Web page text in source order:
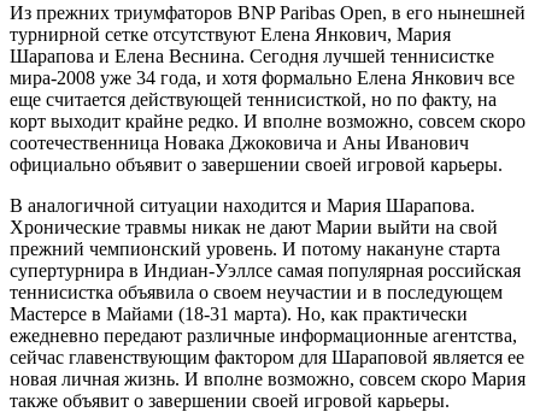
Из прежних триумфаторов BNP Paribas Open, в его нынешней
турнирной сетке отсутствуют Елена Янкович, Мария
Шарапова и Елена Веснина. Сегодня лучшей теннисистке
мира-2008 уже 34 года, и хотя формально Елена Янкович все
еще считается действующей теннисисткой, но по факту, на
корт выходит крайне редко. И вполне возможно, совсем скоро
соотечественница Новака Джоковича и Аны Иванович
официально объявит о завершении своей игровой карьеры.
В аналогичной ситуации находится и Мария Шарапова.
Хронические травмы никак не дают Марии выйти на свой
прежний чемпионский уровень. И потому накануне старта
супертурнира в Индиан-Уэллсе самая популярная российская
теннисистка объявила о своем неучастии и в последующем
Мастерсе в Майами (18-31 марта). Но, как практически
ежедневно передают различные информационные агентства,
сейчас главенствующим фактором для Шараповой является ее
новая личная жизнь. И вполне возможно, совсем скоро Мария
также объявит о завершении своей игровой карьеры.